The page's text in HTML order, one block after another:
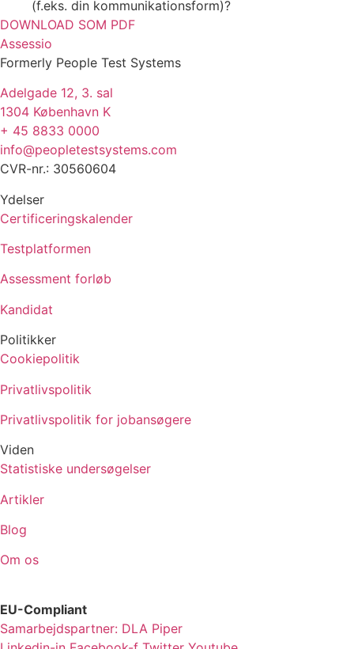
(f.eks. din kommunikationsform)?
DOWNLOAD SOM PDF
Assessio
Formerly People Test Systems
Adelgade 12, 3. sal
1304 København K
+ 45 8833 0000
info@peopletestsystems.com
CVR-nr.: 30560604
Ydelser
Certificeringskalender
Testplatformen
Assessment forløb
Kandidat
Politikker
Cookiepolitik
Privatlivspolitik
Privatlivspolitik for jobansøgere
Viden
Statistiske undersøgelser
Artikler
Blog
Om os
EU-Compliant
Samarbejdspartner: DLA Piper